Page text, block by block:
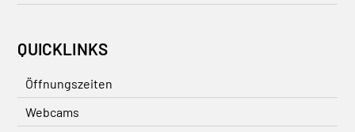
QUICKLINKS
Öffnungszeiten
Webcams